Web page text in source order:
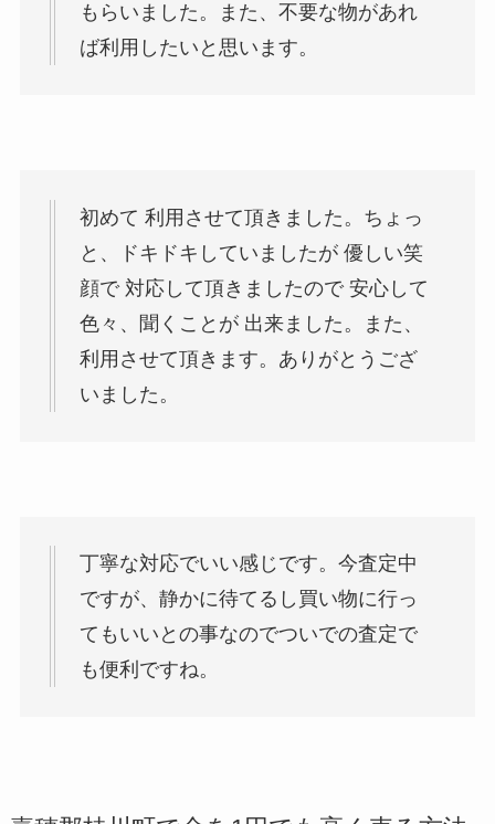
もらいました。また、不要な物があれ
ば利用したいと思います。
初めて 利用させて頂きました。ちょっ
と、ドキドキしていましたが 優しい笑
顔で 対応して頂きましたので 安心して
色々、聞くことが 出来ました。また、
利用させて頂きます。ありがとうござ
いました。
丁寧な対応でいい感じです。今査定中
ですが、静かに待てるし買い物に行っ
てもいいとの事なのでついでの査定で
も便利ですね。